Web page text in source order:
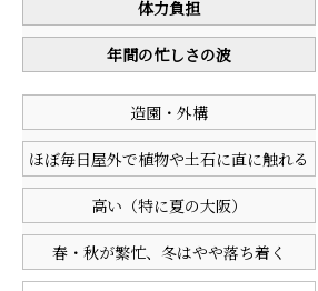
体力負担
年間の忙しさの波
造園・外構
ほぼ毎日屋外で植物や土石に直に触れる
高い（特に夏の大阪）
春・秋が繁忙、冬はやや落ち着く